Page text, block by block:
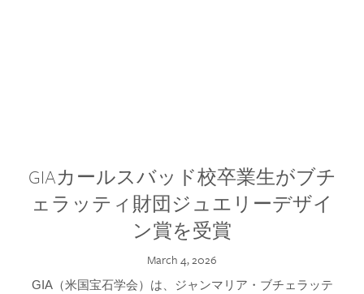
GIAカールスバッド校卒業生がブチ
ェラッティ財団ジュエリーデザイ
ン賞を受賞
March 4, 2026
GIA（米国宝石学会）は、ジャンマリア・ブチェラッテ